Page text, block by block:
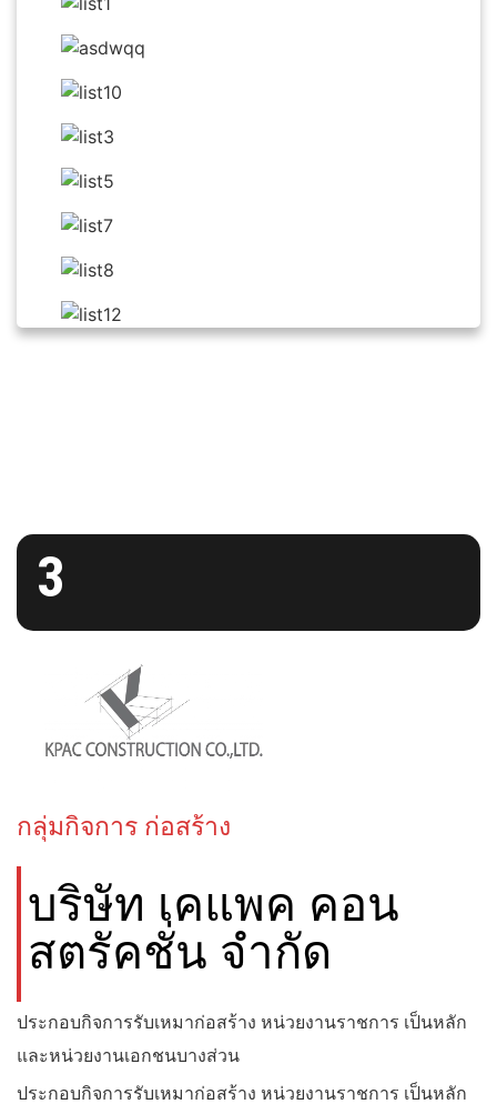
3
กลุ่มกิจการ ก่อสร้าง
บริษัท เคแพค คอน
สตรัคชั่น จำกัด
ประกอบกิจการรับเหมาก่อสร้าง หน่วยงานราชการ เป็นหลัก
และหน่วยงานเอกชนบางส่วน
ประกอบกิจการรับเหมาก่อสร้าง หน่วยงานราชการ เป็นหลัก